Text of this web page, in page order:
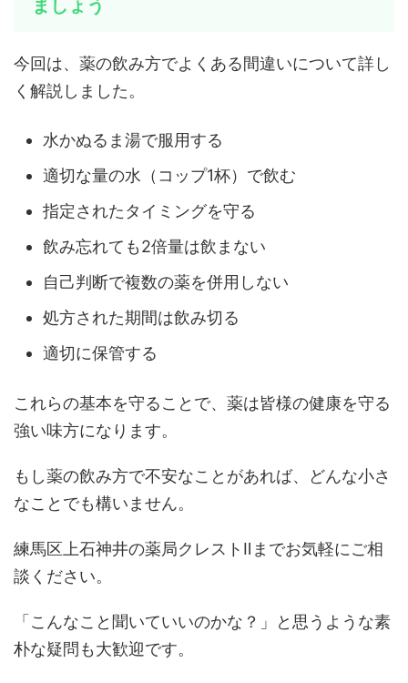
ましょう
今回は、薬の飲み方でよくある間違いについて詳し
く解説しました。
水かぬるま湯で服用する
適切な量の水（コップ1杯）で飲む
指定されたタイミングを守る
飲み忘れても2倍量は飲まない
自己判断で複数の薬を併用しない
処方された期間は飲み切る
適切に保管する
これらの基本を守ることで、薬は皆様の健康を守る
強い味方になります。
もし薬の飲み方で不安なことがあれば、どんな小さ
なことでも構いません。
練馬区上石神井の薬局クレストⅡまでお気軽にご相
談ください。
「こんなこと聞いていいのかな？」と思うような素
朴な疑問も大歓迎です。